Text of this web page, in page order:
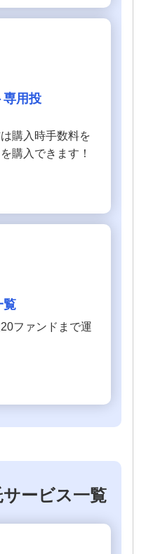
専用投
購入時手数料を
購入できます！
覧
ファンドまで運
ービス一覧